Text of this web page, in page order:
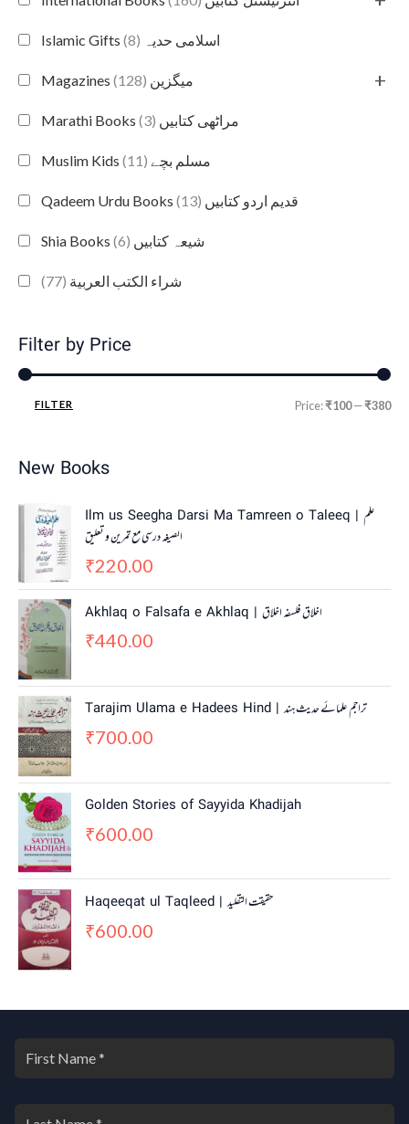
Islamic Gifts اسلامی حدیہ (8)
Magazines میگزین (128) +
Marathi Books مراٹھی کتابیں (3)
Muslim Kids مسلم بچے (11)
Qadeem Urdu Books قدیم اردو کتابیں (13)
Shia Books شیعہ کتابیں (6)
شراء الكتب العربية (77)
Filter by Price
FILTER Price:₹100—₹380
New Books
Ilm us Seegha Darsi Ma Tamreen o Taleeq | علم
الصیغہ درسی مع تمرین و تعلیق
₹220.00
Akhlaq o Falsafa e Akhlaq | اخلاق فلسفہ اخلاق
₹440.00
Tarajim Ulama e Hadees Hind | تراجم علمائے حديث ہند
₹700.00
Golden Stories of Sayyida Khadijah
₹600.00
Haqeeqat ul Taqleed | حقیقت التقلید
₹600.00